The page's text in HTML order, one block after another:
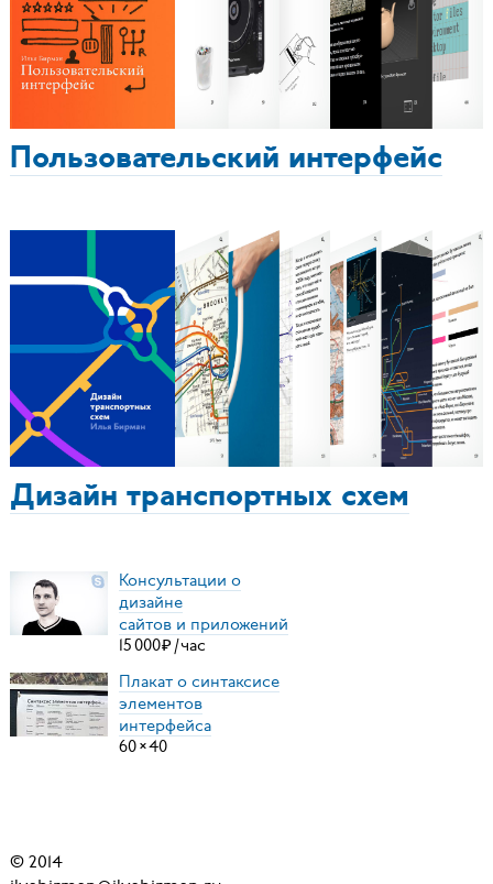
Пользовательский интерфейс
Дизайн транспортных схем
Консультации о
дизайне
сайтов и приложений
15000₽ /час
Плакат о синтаксисе
элементов
интерфейса
60×40
© 2014